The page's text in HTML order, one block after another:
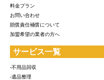
料金プラン
お問い合わせ
賠償責任補償について
加盟希望の業者の方へ
サービス一覧
-不用品回収
-遺品整理